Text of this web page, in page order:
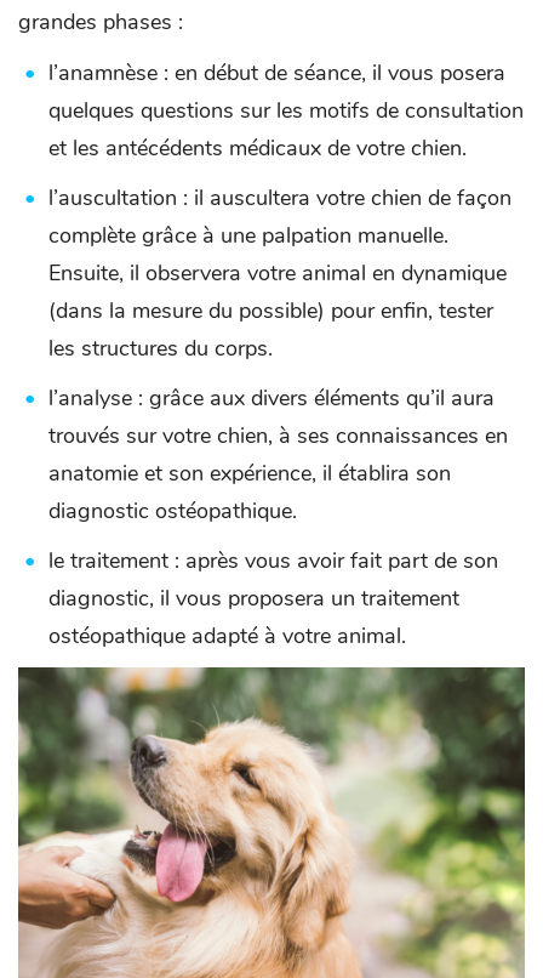
grandes phases :
l’anamnèse : en début de séance, il vous posera
quelques questions sur les motifs de consultation
et les antécédents médicaux de votre chien.
l’auscultation : il auscultera votre chien de façon
complète grâce à une palpation manuelle.
Ensuite, il observera votre animal en dynamique
(dans la mesure du possible) pour enfin, tester
les structures du corps.
l’analyse : grâce aux divers éléments qu’il aura
trouvés sur votre chien, à ses connaissances en
anatomie et son expérience, il établira son
diagnostic ostéopathique.
le traitement : après vous avoir fait part de son
diagnostic, il vous proposera un traitement
ostéopathique adapté à votre animal.